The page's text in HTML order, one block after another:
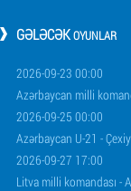
GƏLƏCƏKOYUNLAR
2026-09-23 00:00
Azərbaycan milli
2026-09-25 00:00
Azərbaycan U-21 -
2026-09-27 17:00
Litva milli komandası -